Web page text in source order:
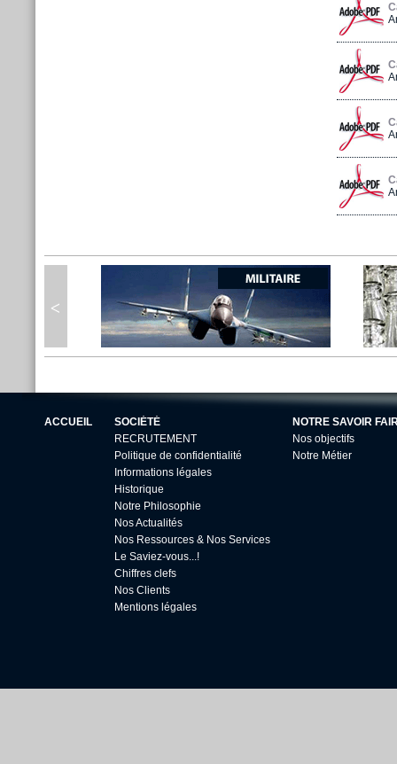
ACCUEIL
SOCIÉTÉ
RECRUTEMENT
Politique de confidentialité
Informations légales
Historique
Notre Philosophie
Nos Actualités
Nos Ressources & Nos Services
Le Saviez-vous...!
Chiffres clefs
Nos Clients
Mentions légales
NOTRE SAVOIR
Nos objectifs
Notre Métier